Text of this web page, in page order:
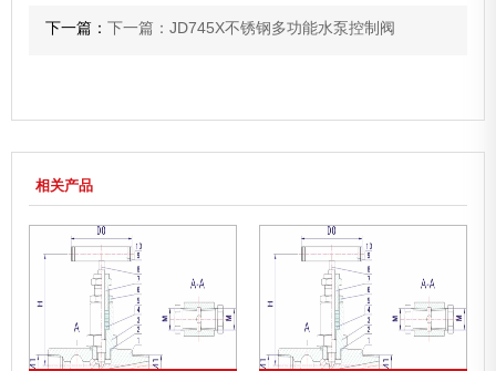
下一篇：下一篇：JD745X不锈钢多功能水泵控制阀
相关产品